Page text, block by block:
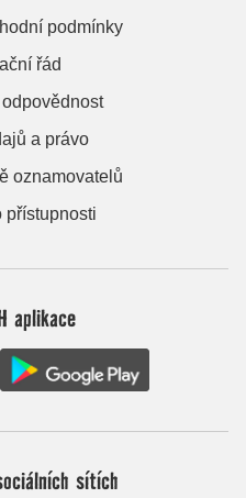
podmínky
řád
a právo
oznamovatelů
přístupnosti
aplikace
sítích